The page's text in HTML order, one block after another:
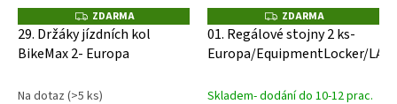
Z
D
A
R
ZDARMA
29. Držáky jízdních kol
BikeMax 2- Europa
Na dotaz (>5 ks)
Z
D
A
R
M
ZDARMA
01. Regálové stojny 2 ks-
Europa/EquipmentLocker/
Skladem- dodání do 10-12 prac.